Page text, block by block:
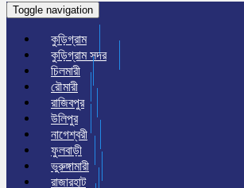
Toggle navigation
কুড়িগ্রাম
কুড়িগ্রাম সদর
চিলমারী
রৌমারী
রাজিবপুর
উলিপুর
নাগেশ্বরী
ফুলবাড়ী
ভুরুঙ্গামারী
রাজারহাট